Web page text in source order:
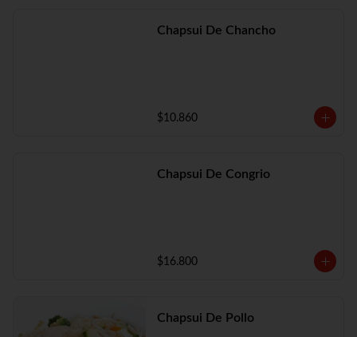
Chapsui De Chancho
$10.860
Chapsui De Congrio
$16.800
Chapsui De Pollo